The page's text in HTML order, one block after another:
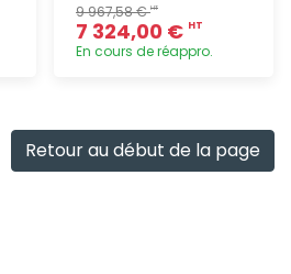
9 967,58 €HT
7 324,00 € HT
En cours de réappro.
Retour au début de la page